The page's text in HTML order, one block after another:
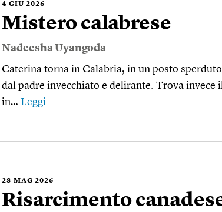
4 GIU 2026
Mistero calabrese
Nadeesha Uyangoda
Caterina torna in Calabria, in un posto
dal padre invecchiato e delirante. Trova invece
in… Leggi
28 MAG 2026
Risarcimento